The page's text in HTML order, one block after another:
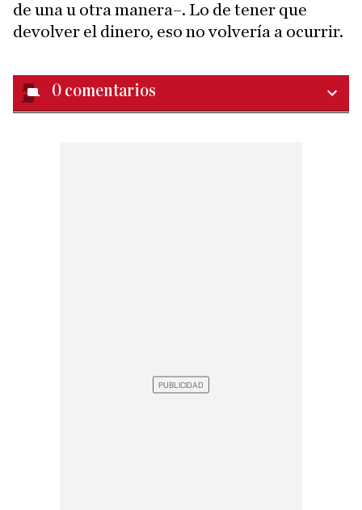
de una u otra manera–. Lo de tener que
devolver el dinero, eso no volvería a ocurrir.
0 comentarios